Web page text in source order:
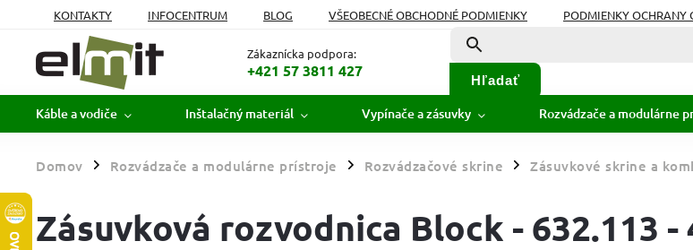
KONTAKTY INFOCENTRUM BLOG VŠEOBECNÉ OBCHODNÉ PODMIENKY PODMIENKY OCHRANY
MOJA OBJEDNÁVKA
Zákaznícka podpora:
+421 57 3811 427
Hľadať
Káble a vodiče Inštalačný materiál Vypínače a zásuvky Rozvádzače a modulárne
Domov / Rozvádzače a modulárne prístroje / Rozvádzačové skrine / Zásuvkové skrine a
Zásuvková rozvodnica Block - 632.113 -